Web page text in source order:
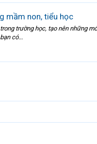
mầm non, tiểu học
trường học, tạo nên những
có...